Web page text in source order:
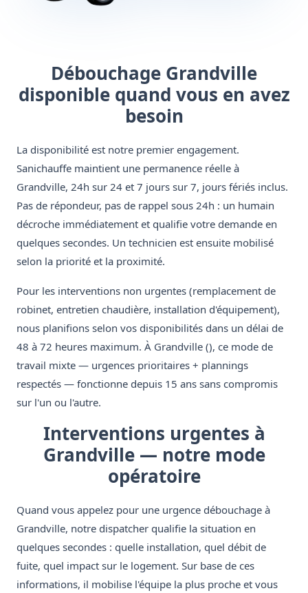
Débouchage Grandville
disponible quand vous en avez
besoin
La disponibilité est notre premier engagement.
Sanichauffe maintient une permanence réelle à
Grandville, 24h sur 24 et 7 jours sur 7, jours fériés inclus.
Pas de répondeur, pas de rappel sous 24h : un humain
décroche immédiatement et qualifie votre demande en
quelques secondes. Un technicien est ensuite mobilisé
selon la priorité et la proximité.
Pour les interventions non urgentes (remplacement de
robinet, entretien chaudière, installation d'équipement),
nous planifions selon vos disponibilités dans un délai de
48 à 72 heures maximum. À Grandville (), ce mode de
travail mixte — urgences prioritaires + plannings
respectés — fonctionne depuis 15 ans sans compromis
sur l'un ou l'autre.
Interventions urgentes à
Grandville — notre mode
opératoire
Quand vous appelez pour une urgence débouchage à
Grandville, notre dispatcher qualifie la situation en
quelques secondes : quelle installation, quel débit de
fuite, quel impact sur le logement. Sur base de ces
informations, il mobilise l'équipe la plus proche et vous